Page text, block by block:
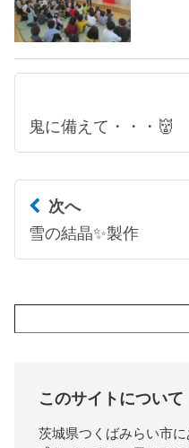
鬼に備えて・・・👹
次へ
雪の結晶✨製作
このサイトについて
茨城県つくばみらい市